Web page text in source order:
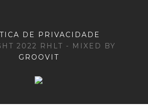
DE PRIVACIDADE
2022 RHLT - MIXED BY
GROOVIT